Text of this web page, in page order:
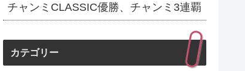
チャンミCLASSIC優勝、チャンミ3連覇
カテゴリー